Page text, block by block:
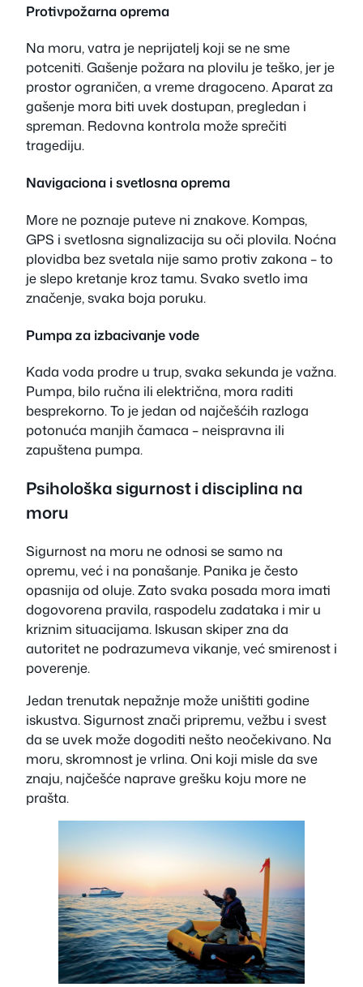
Protivpožarna oprema
Na moru, vatra je neprijatelj koji se ne sme
potceniti. Gašenje požara na plovilu je teško, jer je
prostor ograničen, a vreme dragoceno. Aparat za
gašenje mora biti uvek dostupan, pregledan i
spreman. Redovna kontrola može sprečiti
tragediju.
Navigaciona i svetlosna oprema
More ne poznaje puteve ni znakove. Kompas,
GPS i svetlosna signalizacija su oči plovila. Noćna
plovidba bez svetala nije samo protiv zakona – to
je slepo kretanje kroz tamu. Svako svetlo ima
značenje, svaka boja poruku.
Pumpa za izbacivanje vode
Kada voda prodre u trup, svaka sekunda je važna.
Pumpa, bilo ručna ili električna, mora raditi
besprekorno. To je jedan od najčešćih razloga
potonuća manjih čamaca – neispravna ili
zapuštena pumpa.
Psihološka sigurnost i disciplina na
moru
Sigurnost na moru ne odnosi se samo na
opremu, već i na ponašanje. Panika je često
opasnija od oluje. Zato svaka posada mora imati
dogovorena pravila, raspodelu zadataka i mir u
kriznim situacijama. Iskusan skiper zna da
autoritet ne podrazumeva vikanje, već smirenost i
poverenje.
Jedan trenutak nepažnje može uništiti godine
iskustva. Sigurnost znači pripremu, vežbu i svest
da se uvek može dogoditi nešto neočekivano. Na
moru, skromnost je vrlina. Oni koji misle da sve
znaju, najčešće naprave grešku koju more ne
prašta.